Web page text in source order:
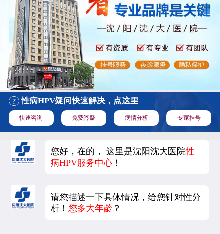
性病HPV疑问快速解决，点这里
快速咨询 免费答疑 病情分析 专家挂号
您好，在的， 这里是沈阳沈大医院性
病HPV服务中心 ！
请您描述一下具体情况，给您针对性分
析！您多大年龄 ？